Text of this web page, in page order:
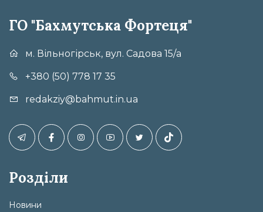
ГО "Бахмутська Фортеця"
м. Вільногірськ, вул. Садова 15/а
+380 (50) 778 17 35
redakziy@bahmut.in.ua
Розділи
Новини